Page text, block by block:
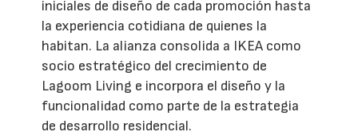
iniciales de diseño de cada promoción hasta
la experiencia cotidiana de quienes la
habitan. La alianza consolida a IKEA como
socio estratégico del crecimiento de
Lagoom Living e incorpora el diseño y la
funcionalidad como parte de la estrategia
de desarrollo residencial.